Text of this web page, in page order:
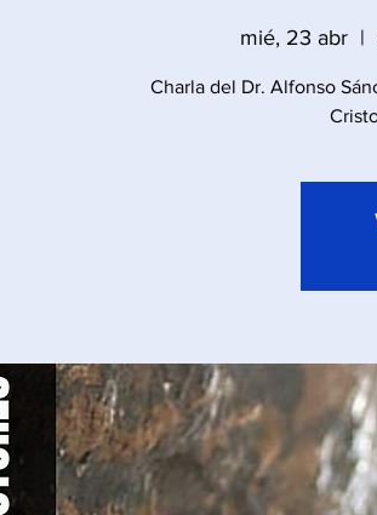
mié, 23 abr
  |
Charla del Dr. Alfonso